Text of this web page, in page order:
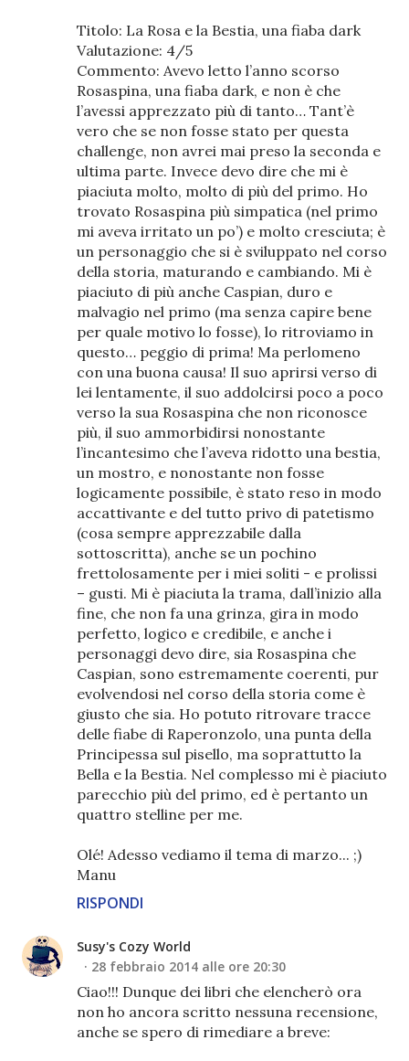
Titolo: La Rosa e la Bestia, una fiaba dark
Valutazione: 4/5
Commento: Avevo letto l’anno scorso
Rosaspina, una fiaba dark, e non è che
l’avessi apprezzato più di tanto… Tant’è
vero che se non fosse stato per questa
challenge, non avrei mai preso la seconda e
ultima parte. Invece devo dire che mi è
piaciuta molto, molto di più del primo. Ho
trovato Rosaspina più simpatica (nel primo
mi aveva irritato un po’) e molto cresciuta; è
un personaggio che si è sviluppato nel corso
della storia, maturando e cambiando. Mi è
piaciuto di più anche Caspian, duro e
malvagio nel primo (ma senza capire bene
per quale motivo lo fosse), lo ritroviamo in
questo… peggio di prima! Ma perlomeno
con una buona causa! Il suo aprirsi verso di
lei lentamente, il suo addolcirsi poco a poco
verso la sua Rosaspina che non riconosce
più, il suo ammorbidirsi nonostante
l’incantesimo che l’aveva ridotto una bestia,
un mostro, e nonostante non fosse
logicamente possibile, è stato reso in modo
accattivante e del tutto privo di patetismo
(cosa sempre apprezzabile dalla
sottoscritta), anche se un pochino
frettolosamente per i miei soliti - e prolissi
– gusti. Mi è piaciuta la trama, dall’inizio alla
fine, che non fa una grinza, gira in modo
perfetto, logico e credibile, e anche i
personaggi devo dire, sia Rosaspina che
Caspian, sono estremamente coerenti, pur
evolvendosi nel corso della storia come è
giusto che sia. Ho potuto ritrovare tracce
delle fiabe di Raperonzolo, una punta della
Principessa sul pisello, ma soprattutto la
Bella e la Bestia. Nel complesso mi è piaciuto
parecchio più del primo, ed è pertanto un
quattro stelline per me.
Olé! Adesso vediamo il tema di marzo... ;)
Manu
RISPONDI
Susy's Cozy World
28 febbraio 2014 alle ore 20:30
Ciao!!! Dunque dei libri che elencherò ora
non ho ancora scritto nessuna recensione,
anche se spero di rimediare a breve: